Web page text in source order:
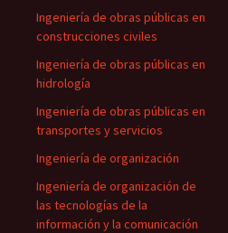
Ingeniería de obras públicas en
construcciones civiles
Ingeniería de obras públicas en
hidrología
Ingeniería de obras públicas en
transportes y servicios
Ingeniería de organización
Ingeniería de organización de
las tecnologías de la
información y la comunicación